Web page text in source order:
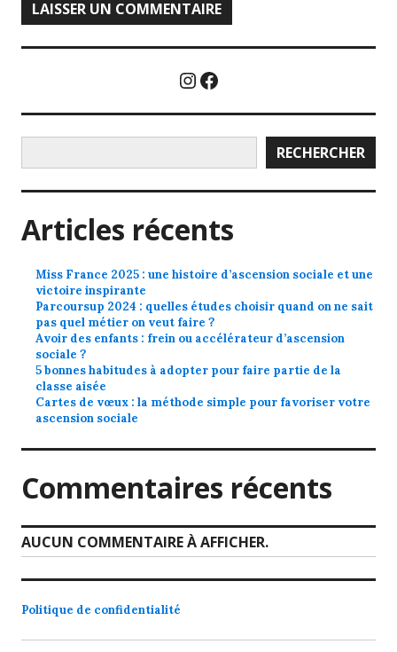
Instagram
Facebook
RECHERCHER
Articles récents
Miss France 2025 : une histoire d’ascension sociale et une
victoire inspirante
Parcoursup 2024 : quelles études choisir quand on ne sait
pas quel métier on veut faire ?
Avoir des enfants : frein ou accélérateur d’ascension
sociale ?
5 bonnes habitudes à adopter pour faire partie de la
classe aisée
Cartes de vœux : la méthode simple pour favoriser votre
ascension sociale
Commentaires récents
AUCUN COMMENTAIRE À AFFICHER.
Politique de confidentialité